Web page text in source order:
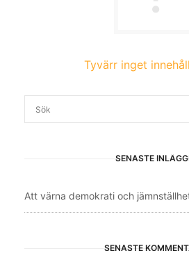
Tyvärr inget
SENASTE
Att värna demokrati och
SENASTE